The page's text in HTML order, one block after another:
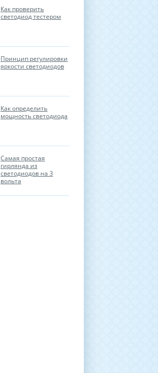
Как проверить
светодиод тестером
Принцип регулировки
яркости светодиодов
Как определить
мощность светодиода
Самая простая
гирлянда из
светодиодов на 3
вольта